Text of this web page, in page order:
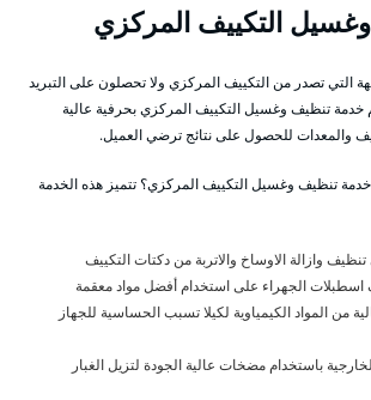
التكييف المركزي
التي تصدر من التكييف المركزي ولا تحصلون على التبريد
خدمة تنظيف وغسيل التكييف المركزي بحرفية عالية
والمعدات للحصول على نتائج ترضي العميل.
تنظيف وغسيل التكييف المركزي؟ تتميز هذه الخدمة
تنظيف وازالة الاوساخ والاتربة من دكتات التكييف
اسطبلات الجهراء على استخدام أفضل مواد معقمة
من المواد الكيمياوية لكيلا تسبب الحساسية للجهاز
باستخدام مضخات عالية الجودة لتزيل الغبار